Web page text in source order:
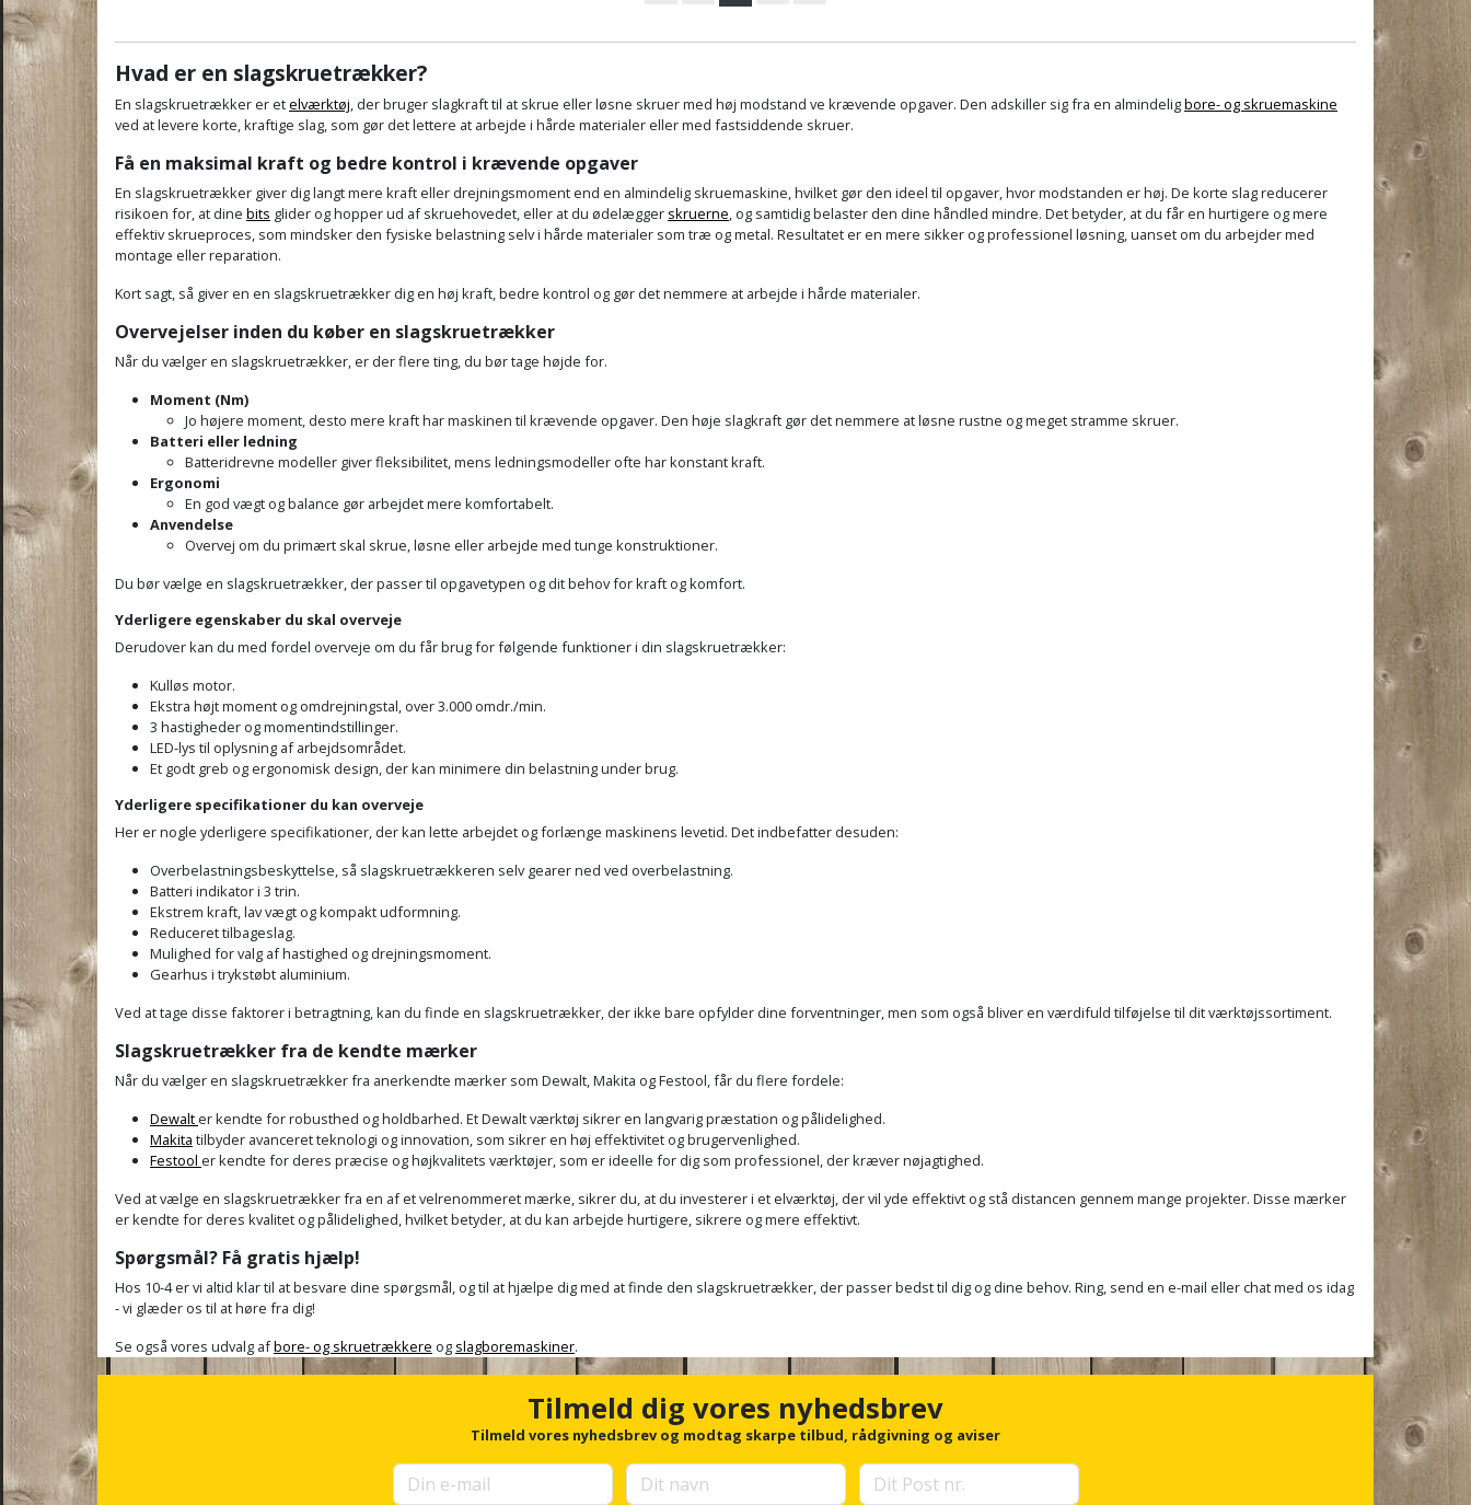
Hvad er en slagskruetrækker?
En slagskruetrækker er etelværktøj, der bruger slagkraft til at skrue eller løsne skruer med høj modstand ve krævende opgaver. Den adskiller sig fra en almindeligbore- og skruemaskine
ved at levere korte, kraftige slag, som gør det lettere at arbejde i hårde materialer eller med fastsiddende skruer.
Få en maksimal kraft og bedre kontrol i krævende opgaver
En slagskruetrækker giver dig langt mere kraft eller drejningsmoment end en almindelig skruemaskine, hvilket gør den ideel til opgaver, hvor modstanden er høj. De korte slag reducerer
risikoen for, at dine bits glider og hopper ud af skruehovedet, eller at du ødelægger skruerne, og samtidig belaster den dine håndled mindre. Det betyder, at du får en hurtigere og mere
effektiv skrueproces, som mindsker den fysiske belastning selv i hårde materialer som træ og metal. Resultatet er en mere sikker og professionel løsning, uanset om du arbejder med
montage eller reparation.
Kort sagt, så giver en en slagskruetrækker dig en høj kraft, bedre kontrol og gør det nemmere at arbejde i hårde materialer.
Overvejelser inden du køber en slagskruetrækker
Når du vælger en slagskruetrækker, er der flere ting, du bør tage højde for.
Moment (Nm)
Jo højere moment, desto mere kraft har maskinen til krævende opgaver. Den høje slagkraft gør det nemmere at løsne rustne og meget stramme skruer.
Batteri eller ledning
Batteridrevne modeller giver fleksibilitet, mens ledningsmodeller ofte har konstant kraft.
Ergonomi
En god vægt og balance gør arbejdet mere komfortabelt.
Anvendelse
Overvej om du primært skal skrue, løsne eller arbejde med tunge konstruktioner.
Du bør vælge en slagskruetrækker, der passer til opgavetypen og dit behov for kraft og komfort.
Yderligere egenskaber du skal overveje
Derudover kan du med fordel overveje om du får brug for følgende funktioner i din slagskruetrækker:
Kulløs motor.
Ekstra højt moment og omdrejningstal, over 3.000 omdr./min.
3 hastigheder og momentindstillinger.
LED-lys til oplysning af arbejdsområdet.
Et godt greb og ergonomisk design, der kan minimere din belastning under brug.
Yderligere specifikationer du kan overveje
Her er nogle yderligere specifikationer, der kan lette arbejdet og forlænge maskinens levetid. Det indbefatter desuden:
Overbelastningsbeskyttelse, så slagskruetrækkeren selv gearer ned ved overbelastning.
Batteri indikator i 3 trin.
Ekstrem kraft, lav vægt og kompakt udformning.
Reduceret tilbageslag.
Mulighed for valg af hastighed og drejningsmoment.
Gearhus i trykstøbt aluminium.
Ved at tage disse faktorer i betragtning, kan du finde en slagskruetrækker, der ikke bare opfylder dine forventninger, men som også bliver en værdifuld tilføjelse til dit værktøjssortiment.
Slagskruetrækker fra de kendte mærker
Når du vælger en slagskruetrækker fra anerkendte mærker som Dewalt, Makita og Festool, får du flere fordele:
Dewalt er kendte for robusthed og holdbarhed. Et Dewalt værktøj sikrer en langvarig præstation og pålidelighed.
Makita tilbyder avanceret teknologi og innovation, som sikrer en høj effektivitet og brugervenlighed.
Festool er kendte for deres præcise og højkvalitets værktøjer, som er ideelle for dig som professionel, der kræver nøjagtighed.
Ved at vælge en slagskruetrækker fra en af et velrenommeret mærke, sikrer du, at du investerer i et elværktøj, der vil yde effektivt og stå distancen gennem mange projekter. Disse mærker
er kendte for deres kvalitet og pålidelighed, hvilket betyder, at du kan arbejde hurtigere, sikrere og mere effektivt.
Spørgsmål? Få gratis hjælp!
Hos 10-4 er vi altid klar til at besvare dine spørgsmål, og til at hjælpe dig med at finde den slagskruetrækker, der passer bedst til dig og dine behov. Ring, send en e-mail eller chat med os idag
- vi glæder os til at høre fra dig!
Se også vores udvalg afbore- og skruetrækkere og slagboremaskiner.
Tilmeld dig vores nyhedsbrev
Tilmeld vores nyhedsbrev og modtag skarpe tilbud, rådgivning og aviser